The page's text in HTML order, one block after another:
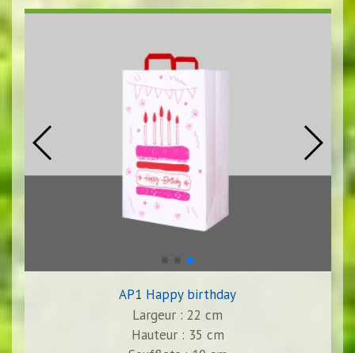
AP1 Happy birthday
Largeur : 22 cm
Hauteur : 35 cm